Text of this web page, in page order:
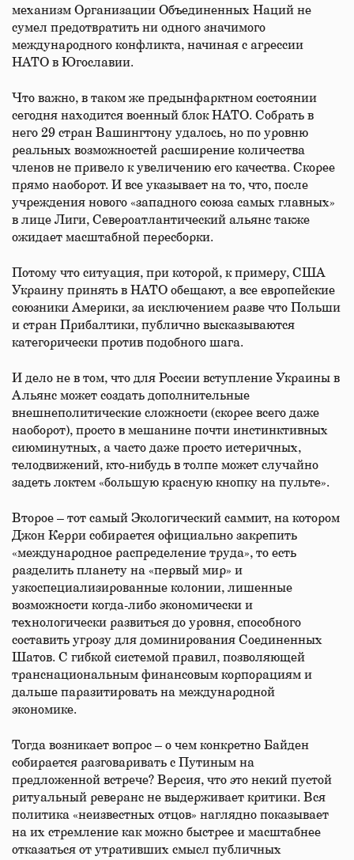
механизм Организации Объединенных Наций не
сумел предотвратить ни одного значимого
международного конфликта, начиная с агрессии
НАТО в Югославии.
Что важно, в таком же предынфарктном состоянии
сегодня находится военный блок НАТО. Собрать в
него 29 стран Вашингтону удалось, но по уровню
реальных возможностей расширение количества
членов не привело к увеличению его качества. Скорее
прямо наоборот. И все указывает на то, что, после
учреждения нового «западного союза самых главных»
в лице Лиги, Североатлантический альянс также
ожидает масштабной пересборки.
Потому что ситуация, при которой, к примеру, США
Украину принять в НАТО обещают, а все европейские
союзники Америки, за исключением разве что Польши
и стран Прибалтики, публично высказываются
категорически против подобного шага.
И дело не в том, что для России вступление Украины в
Альянс может создать дополнительные
внешнеполитические сложности (скорее всего даже
наоборот), просто в мешанине почти инстинктивных
сиюминутных, а часто даже просто истеричных,
телодвижений, кто-нибудь в толпе может случайно
задеть локтем «большую красную кнопку на пульте».
Второе – тот самый Экологический саммит, на котором
Джон Керри собирается официально закрепить
«международное распределение труда», то есть
разделить планету на «первый мир» и
узкоспециализированные колонии, лишенные
возможности когда-либо экономически и
технологически развиться до уровня, способного
составить угрозу для доминирования Соединенных
Шатов. С гибкой системой правил, позволяющей
транснациональным финансовым корпорациям и
дальше паразитировать на международной
экономике.
Тогда возникает вопрос – о чем конкретно Байден
собирается разговаривать с Путиным на
предложенной встрече? Версия, что это некий пустой
ритуальный реверанс не выдерживает критики. Вся
политика «неизвестных отцов» наглядно показывает
на их стремление как можно быстрее и масштабнее
отказаться от утративших смысл публичных